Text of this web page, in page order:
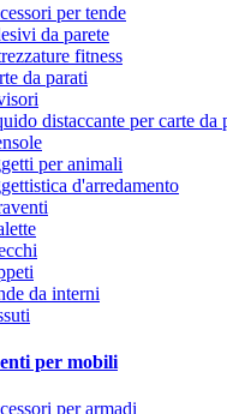
per tende
da parete
fitness
da parati
distaccante per carte da
per animali
d'arredamento
da interni
per mobili
per armadi